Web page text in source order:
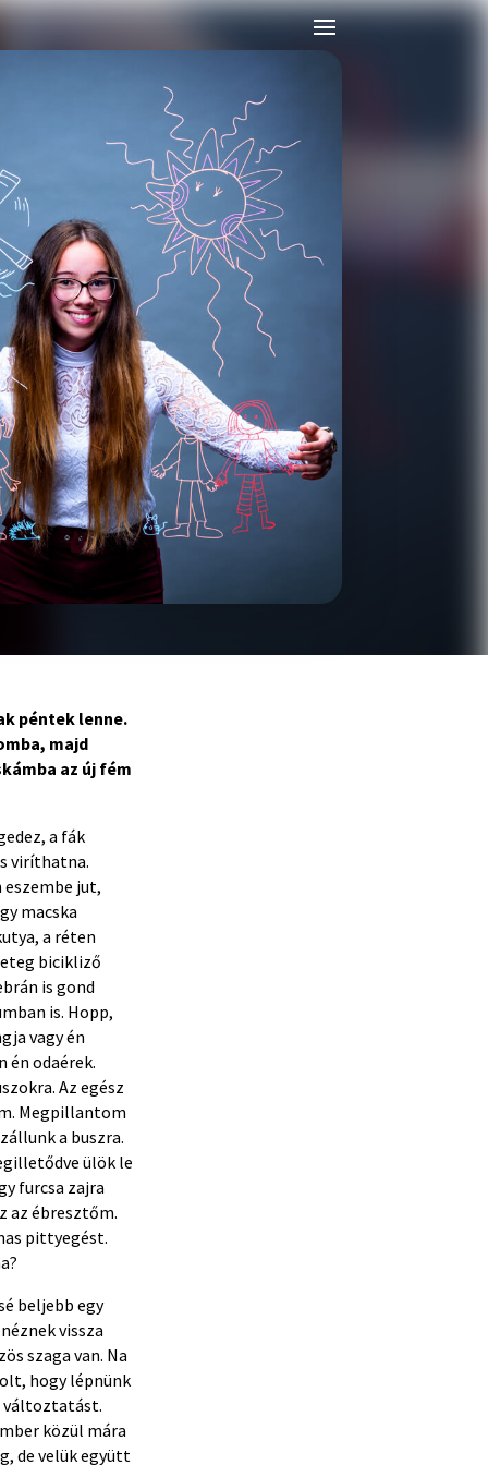
péntek lenne.
majd
az új fém
a fák
viríthatna.
jut,
macska
a réten
bicikliző
is gond
is. Hopp,
vagy én
én odaérek.
Az egész
Megpillantom
a buszra.
ülök le
furcsa zajra
az ébresztőm.
pittyegést.
beljebb egy
vissza
szaga van. Na
hogy lépnünk
változtatást.
közül mára
de velük együtt